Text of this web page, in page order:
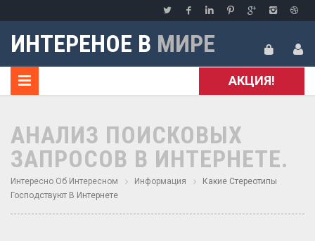
ИНТЕРЕНОЕ В МИРЕ
АКЦИЯ!
АНАЛИЗ ПОИСКОВЫХ
ЗАПРОСОВ В ИНТЕРНЕТЕ.
Интересно Об Интересном Информация
Какие Стереотипы
Господствуют В Интернете